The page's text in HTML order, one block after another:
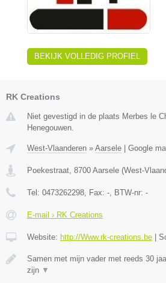
BEKIJK VOLLEDIG PROFIEL
RK Creations
Niet gevestigd in de plaats Merbes le
Henegouwen.
West-Vlaanderen » Aarsele Google
Poekestraat 8700 Aarsele (West-
Tel: 0473262298 , Fax: - , BTW-nr: -
E-mail › RK Creations
Website: http://Www.rk-creations.be
Samen met mijn vader met reeds 30
zijn ▼